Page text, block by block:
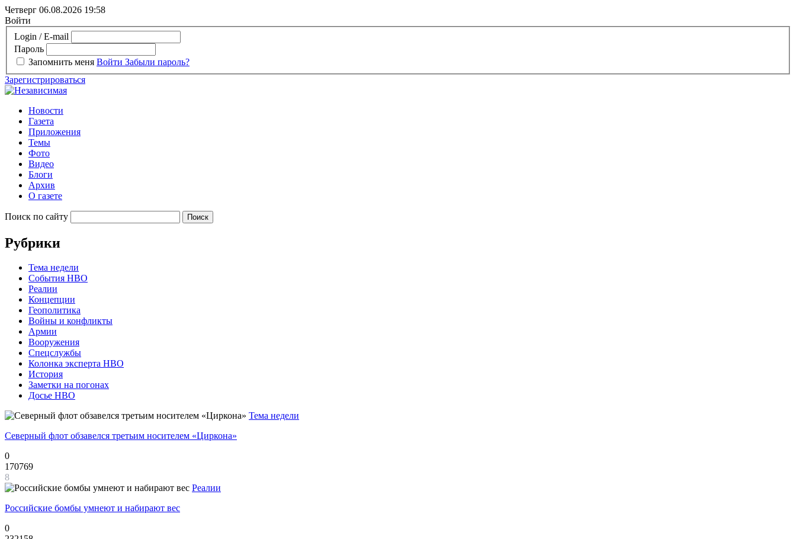
Четверг 06.08.2026 19:58
Войти
Login / E-mail
Пароль
Запомнить меня Войти Забыли пароль?
Зарегистрироваться
Новости
Газета
Приложения
Темы
Фото
Видео
Блоги
Архив
О газете
Поиск по сайту
Рубрики
Тема недели
События НВО
Реалии
Концепции
Геополитика
Войны и конфликты
Армии
Вооружения
Спецслужбы
Колонка эксперта НВО
История
Заметки на погонах
Досье НВО
Тема недели
Северный флот обзавелся третьим носителем «Циркона»
0
170769
8
Реалии
Российские бомбы умнеют и набирают вес
0